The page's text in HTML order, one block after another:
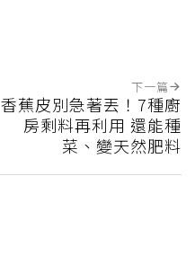
下一篇
香蕉皮別急著丟！7種廚
房剩料再利用 還能種
菜、變天然肥料